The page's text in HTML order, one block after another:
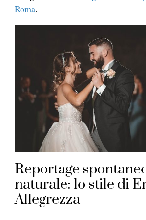
Roma.
Reportage
naturale: lo stile di
Allegrezza